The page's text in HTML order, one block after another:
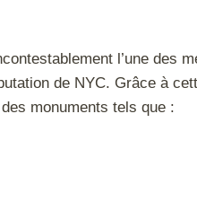
l’une des
de NYC. Grâce à
monuments tels que :